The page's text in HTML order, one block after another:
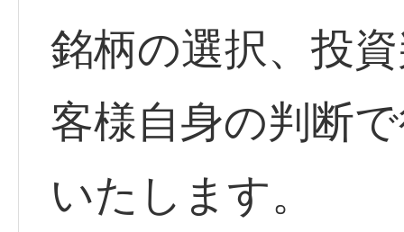
銘柄の選択、投
客様自身の判断
いたします。